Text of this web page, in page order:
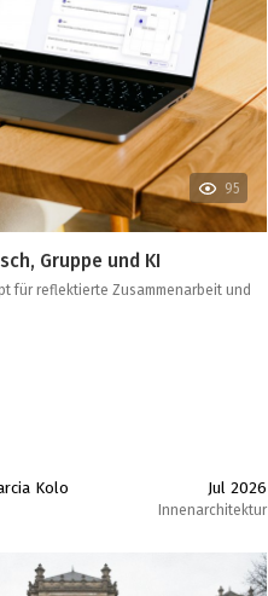
95
Gruppe und KI
für reflektierte Zusammenarbeit und
Kolo Jul 2026
Innenarchitektur